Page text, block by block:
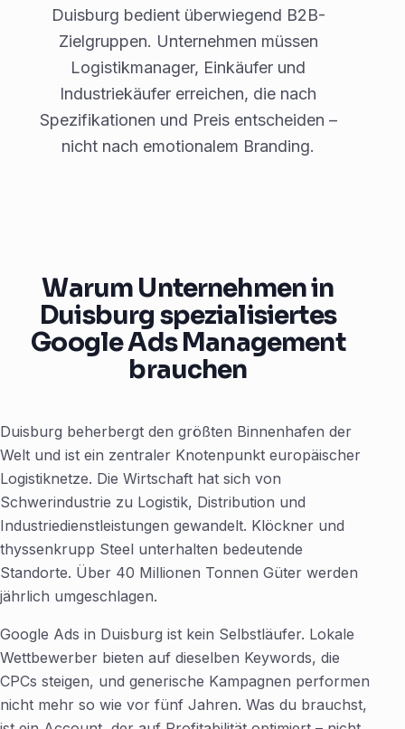
Duisburg bedient überwiegend B2B-
Zielgruppen. Unternehmen müssen
Logistikmanager, Einkäufer und
Industriekäufer erreichen, die nach
Spezifikationen und Preis entscheiden –
nicht nach emotionalem Branding.
Warum Unternehmen in
Duisburg spezialisiertes
Google Ads Management
brauchen
Duisburg beherbergt den größten Binnenhafen der
Welt und ist ein zentraler Knotenpunkt europäischer
Logistiknetze. Die Wirtschaft hat sich von
Schwerindustrie zu Logistik, Distribution und
Industriedienstleistungen gewandelt. Klöckner und
thyssenkrupp Steel unterhalten bedeutende
Standorte. Über 40 Millionen Tonnen Güter werden
jährlich umgeschlagen.
Google Ads in Duisburg ist kein Selbstläufer. Lokale
Wettbewerber bieten auf dieselben Keywords, die
CPCs steigen, und generische Kampagnen performen
nicht mehr so wie vor fünf Jahren. Was du brauchst,